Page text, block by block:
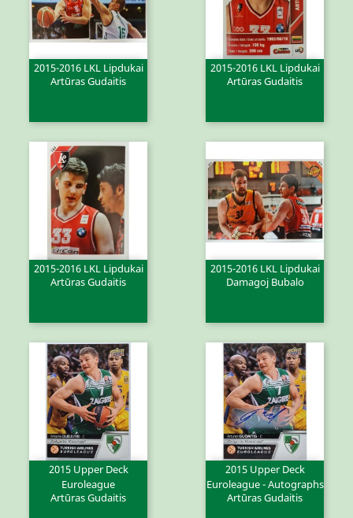
2015-2016 LKL Lipdukai
Artūras Gudaitis
2015-2016 LKL Lipdukai
Artūras Gudaitis
2015-2016 LKL Lipdukai
Artūras Gudaitis
2015-2016 LKL Lipdukai
Damagoj Bubalo
2015 Upper Deck
Euroleague
Artūras Gudaitis
2015 Upper Deck
Euroleague - Autographs
Artūras Gudaitis